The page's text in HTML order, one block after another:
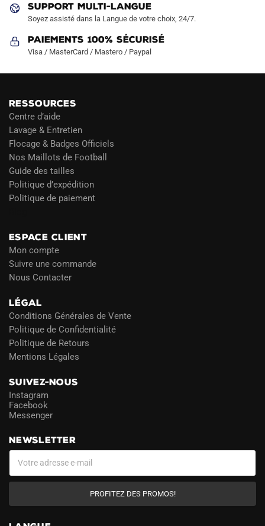
produit
SUPPORT MULTI-LANGUE
Soyez assisté dans la Langue de votre choix, 24/7.
Paiements 100% Sécurisé
Visa / MasterCard / Mastero / Paypal
RESSOURCES
Centre d’aide
Lavage & Entretien
Flocage & Badges Officiels
Nos Maillots de Football
Guide des tailles
Politique d’expédition
Politique de paiement
ESPACE CLIENT
Mon compte
Suivre une commande
Nous Contacter
LÉGAL
Conditions Générales de Vente
Politique de Confidentialité
Politique de Retours
Mentions Légales
SUIVEZ-NOUS
Instagram
Facebook
Messenger
NEWSLETTER
PROFITEZ DES PROMOS!